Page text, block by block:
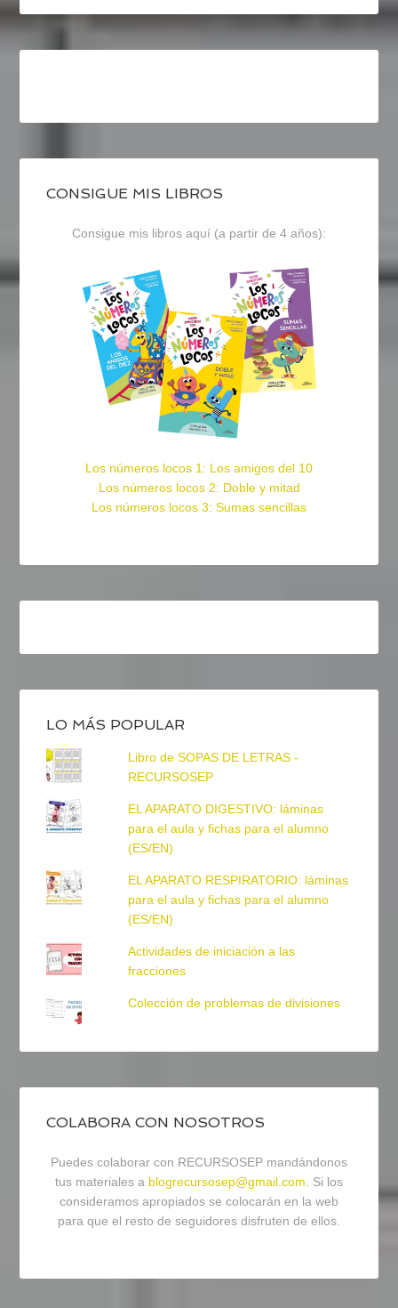
CONSIGUE MIS LIBROS
Consigue mis libros aquí (a partir de 4 años):
Los números locos 1: Los amigos del 10
Los números locos 2: Doble y mitad
Los números locos 3: Sumas sencillas
LO MÁS POPULAR
Libro de SOPAS DE LETRAS -
RECURSOSEP
EL APARATO DIGESTIVO: láminas
para el aula y fichas para el alumno
(ES/EN)
EL APARATO RESPIRATORIO: láminas
para el aula y fichas para el alumno
(ES/EN)
Actividades de iniciación a las
fracciones
Colección de problemas de divisiones
COLABORA CON NOSOTROS
Puedes colaborar con RECURSOSEP mandándonos
tus materiales a blogrecursosep@gmail.com . Si los
consideramos apropiados se colocarán en la web
para que el resto de seguidores disfruten de ellos.